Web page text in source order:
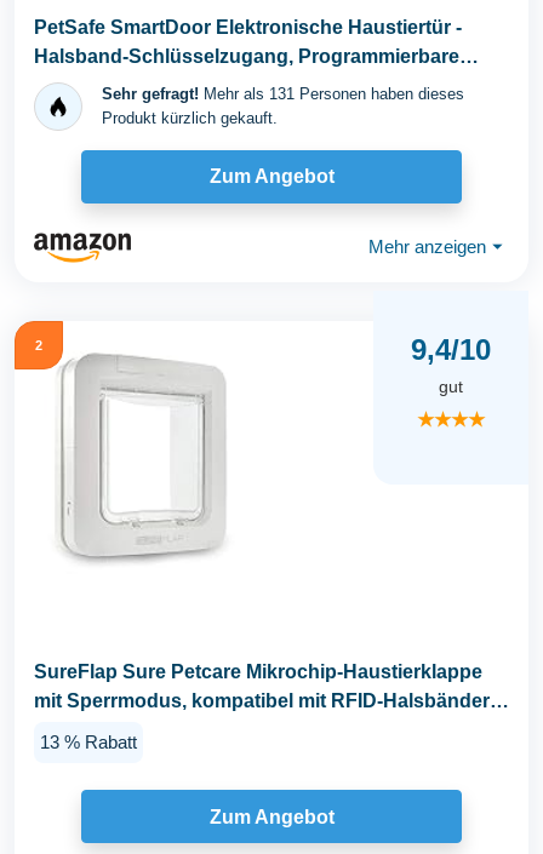
PetSafe SmartDoor Elektronische Haustiertür -
Halsband-Schlüsselzugang, Programmierbare
Modi...
Sehr gefragt! Mehr als 131 Personen haben dieses
Produkt kürzlich gekauft.
Zum Angebot
Mehr anzeigen ⏷
2 9,4/10
gut
★★★★
SureFlap Sure Petcare Mikrochip-Haustierklappe
mit Sperrmodus, kompatibel mit RFID-Halsbändern
13 % Rabatt
Zum Angebot